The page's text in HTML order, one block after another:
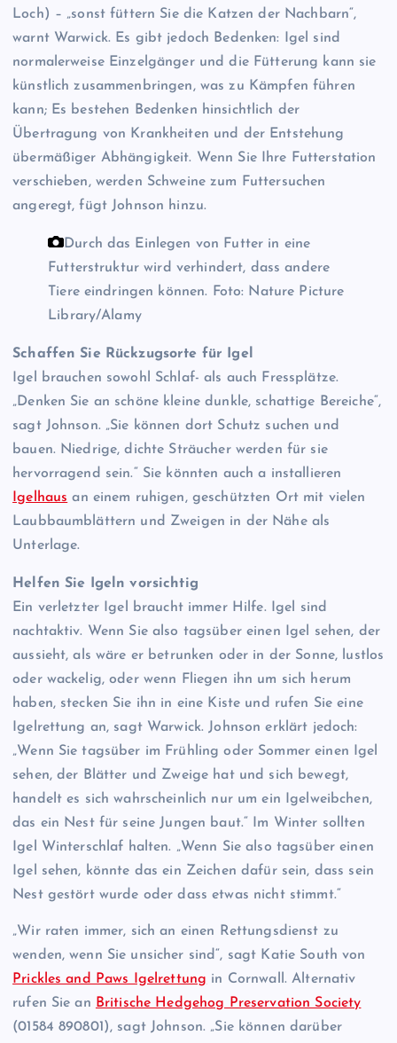
Loch) – „sonst füttern Sie die Katzen der Nachbarn“,
warnt Warwick. Es gibt jedoch Bedenken: Igel sind
normalerweise Einzelgänger und die Fütterung kann sie
künstlich zusammenbringen, was zu Kämpfen führen
kann; Es bestehen Bedenken hinsichtlich der
Übertragung von Krankheiten und der Entstehung
übermäßiger Abhängigkeit. Wenn Sie Ihre Futterstation
verschieben, werden Schweine zum Futtersuchen
angeregt, fügt Johnson hinzu.
Durch das Einlegen von Futter in eine
Futterstruktur wird verhindert, dass andere
Tiere eindringen können. Foto: Nature Picture
Library/Alamy
Schaffen Sie Rückzugsorte für Igel
Igel brauchen sowohl Schlaf- als auch Fressplätze.
„Denken Sie an schöne kleine dunkle, schattige Bereiche“,
sagt Johnson. „Sie können dort Schutz suchen und
bauen. Niedrige, dichte Sträucher werden für sie
hervorragend sein.“ Sie könnten auch a installieren
Igelhaus an einem ruhigen, geschützten Ort mit vielen
Laubbaumblättern und Zweigen in der Nähe als
Unterlage.
Helfen Sie Igeln vorsichtig
Ein verletzter Igel braucht immer Hilfe. Igel sind
nachtaktiv. Wenn Sie also tagsüber einen Igel sehen, der
aussieht, als wäre er betrunken oder in der Sonne, lustlos
oder wackelig, oder wenn Fliegen ihn um sich herum
haben, stecken Sie ihn in eine Kiste und rufen Sie eine
Igelrettung an, sagt Warwick. Johnson erklärt jedoch:
„Wenn Sie tagsüber im Frühling oder Sommer einen Igel
sehen, der Blätter und Zweige hat und sich bewegt,
handelt es sich wahrscheinlich nur um ein Igelweibchen,
das ein Nest für seine Jungen baut.“ Im Winter sollten
Igel Winterschlaf halten. „Wenn Sie also tagsüber einen
Igel sehen, könnte das ein Zeichen dafür sein, dass sein
Nest gestört wurde oder dass etwas nicht stimmt.“
„Wir raten immer, sich an einen Rettungsdienst zu
wenden, wenn Sie unsicher sind“, sagt Katie South von
Prickles and Paws Igelrettung in Cornwall. Alternativ
rufen Sie an Britische Hedgehog Preservation Society
(01584 890801), sagt Johnson. „Sie können darüber